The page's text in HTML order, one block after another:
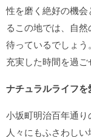
性を磨く絶好の機
るこの地では、自
待っているでしょう
充実した時間を過ご
ナチュラルライフ
小坂町明治百年通
人々にもふさわし